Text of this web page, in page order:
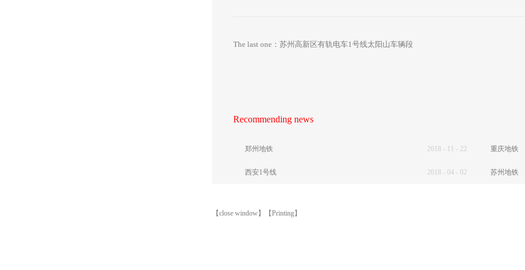
The last one： 苏州高新区有轨电车1号线太阳山车辆段
Recommending news
郑州地铁 2018 - - 22 重庆地铁
西安1号线 2018 - 04 - 02 苏州地铁
【close window】 【Printing】